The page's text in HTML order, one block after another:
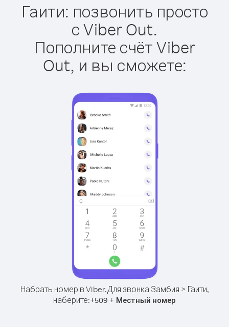
Гаити: позвонить просто
с Viber Out.
Пополните счёт Viber
Out, и вы сможете:
Набрать номер в Viber.Для звонка Замбия > Гаити,
наберите:+509 + Местный номер